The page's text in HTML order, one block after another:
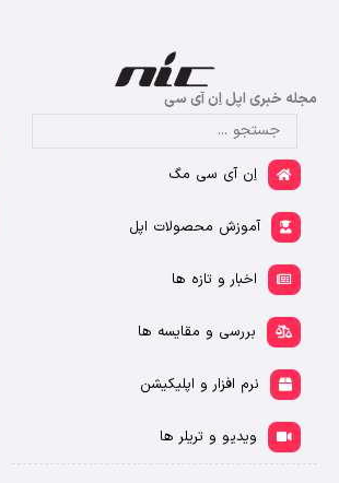
مجله خبری اپل اِن آی سی
اِن آی سی مگ
آموزش محصولات اپل
اخبار و تازه ها
بررسی و مقایسه ها
نرم افزار و اپلیکیشن
ویدیو و تریلر ها